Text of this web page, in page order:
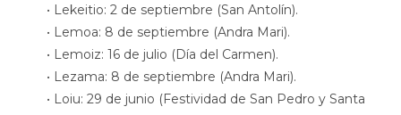
• Lekeitio: 2 de septiembre (San Antolín).
• Lemoa: 8 de septiembre (Andra Mari).
• Lemoiz: 16 de julio (Día del Carmen).
• Lezama: 8 de septiembre (Andra Mari).
• Loiu: 29 de junio (Festividad de San Pedro y Santa